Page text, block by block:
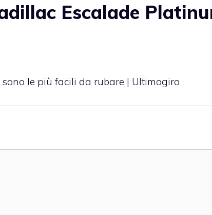
Escalade
le più facili da rubare | Ultimogiro